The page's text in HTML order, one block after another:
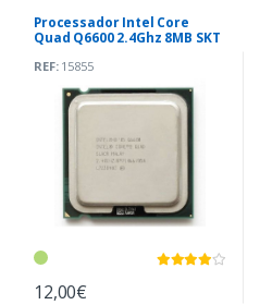
Processador Intel Core
Quad Q6600 2.4Ghz 8MB SKT
REF:15855
12,00€